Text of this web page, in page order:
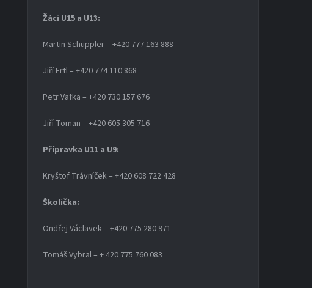
Žáci U15 a U13:
Martin Schuppler – +420 777 163 888
Jiří Ertl – +420 774 110 868
Petr Vafka – +420 730 157 676
Jiří Toman – +420 605 305 716
Přípravka U11 a U9:
Kryštof Trávníček – +420 608 722 428
Školička:
Ondřej Václavek – +420 775 280 971
Tomáš Vybral – + 420 775 760 083